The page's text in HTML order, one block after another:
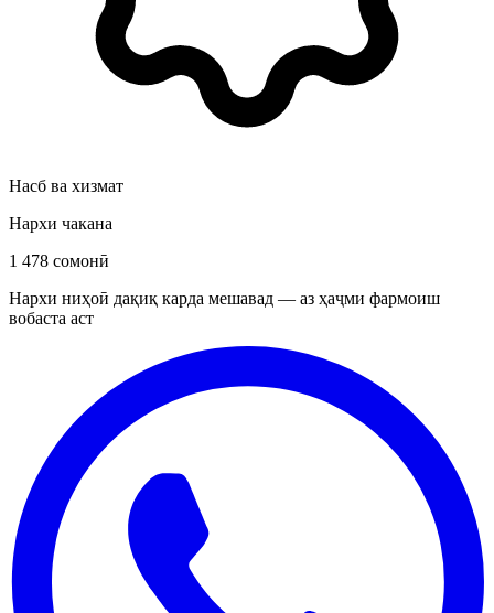
Насб ва хизмат
Нархи чакана
1 478 сомонӣ
Нархи ниҳоӣ дақиқ карда мешавад — аз ҳаҷми фармоиш
вобаста аст